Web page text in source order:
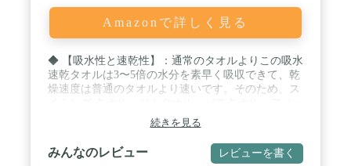
Amazonで詳しく見る
◆ 【吸水性と速乾性】：通常のタオルよりこの吸水
速乾タオルは3〜5倍の水分を素早く吸収できて、乾
燥速度は普通のタオルより速いです。そのため、ス
トネス タオルとしても使用できます。★ / ◆ 【肌
に優しい材料】：この速乾タオルは超低摩擦のマイ
クロファイバー製で、タオルが柔らかくて、敏感肌
の赤ちゃんでも使えます。タオルは肌に優しく植物
続きを見る
みんなのレビュー レビューを書く